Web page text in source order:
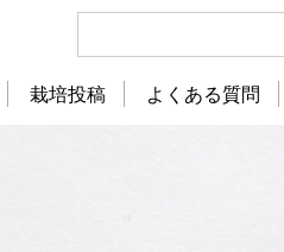
栽培投稿 よくある質問